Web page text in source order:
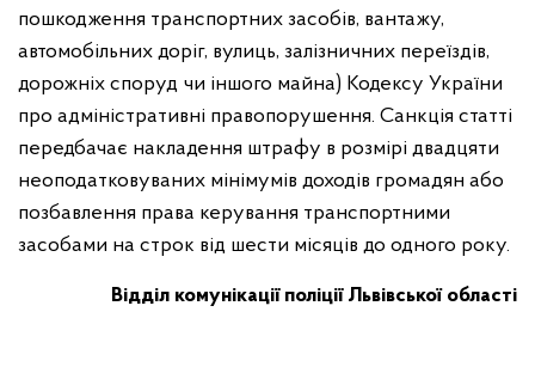
пошкодження транспортних засобів, вантажу,
автомобільних доріг, вулиць, залізничних переїздів,
дорожніх споруд чи іншого майна) Кодексу України
про адміністративні правопорушення. Санкція статті
передбачає накладення штрафу в розмірі двадцяти
неоподатковуваних мінімумів доходів громадян або
позбавлення права керування транспортними
засобами на строк від шести місяців до одного року.
Відділ комунікації поліції Львівської області